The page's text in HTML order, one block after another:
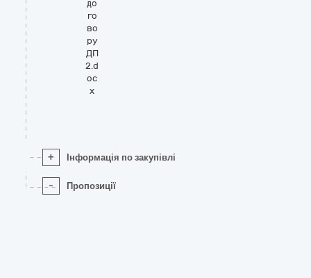
до
го
во
ру
ДП
2.d
oc
x
+ Інформація по закупівлі
- Пропозиції